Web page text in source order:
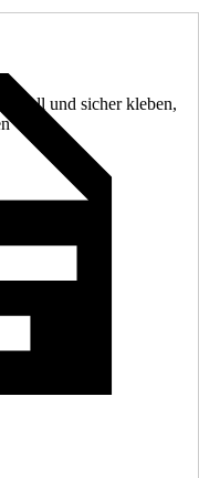
und sicher kleben,